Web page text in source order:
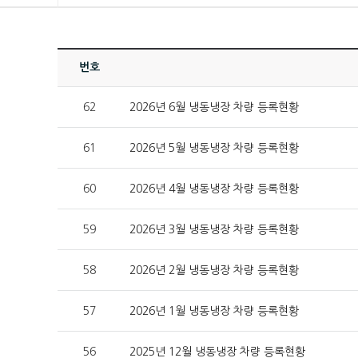
번호
62 2026년 6월 냉동냉장 차량 등록현황
61 2026년 5월 냉동냉장 차량 등록현황
60 2026년 4월 냉동냉장 차량 등록현황
59 2026년 3월 냉동냉장 차량 등록현황
58 2026년 2월 냉동냉장 차량 등록현황
57 2026년 1월 냉동냉장 차량 등록현황
56 2025년 12월 냉동냉장 차량 등록현황